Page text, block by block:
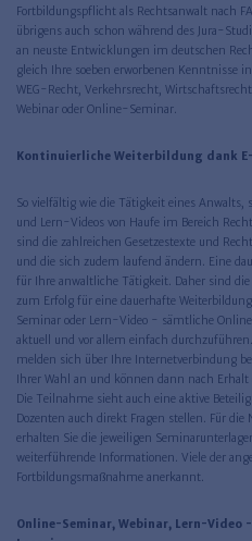
Fortbildungspflicht als Rechtsanwalt nach
übrigens auch schon während des Jura-
an neuste Entwicklungen im deutschen
gleich Ihre soeben erworbenen Kenntnisse
WEG-Recht, Verkehrsrecht,
Webinar oder Online-Seminar.
Kontinuierliche Weiterbildung dank
So vielfältig wie die Tätigkeit eines Anwalts,
und Lern-Videos von Haufe im Bereich
sind die zahlreichen Gesetzestexte und
und die sich zudem laufend ändern. Eine
für Ihre anwaltliche Tätigkeit. Daher sind
zum Erfolg für eine dauerhafte
Seminar oder Lern-Video - sämtliche
aktuell und vor allem einfach
melden sich über Ihre Internetverbindung
Ihrer Wahl an und können dann nach
Die Teilnahme sieht auch eine aktive
Dozenten auch direkt Fragen stellen. Für
erhalten Sie die jeweiligen
weiterführende Informationen. Viele der
Fortbildungsmaßnahme anerkannt.
Online-Seminar, Webinar, Lern-Video